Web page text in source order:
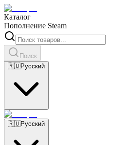
Каталог
Пополнение Steam
Поиск
🇷🇺Русский
🇷🇺Русский